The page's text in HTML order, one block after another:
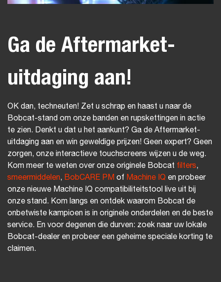
Ga de Aftermarket-
uitdaging aan!
OK dan, techneuten! Zet u schrap en haast u naar de
Bobcat-stand om onze banden en rupskettingen in actie
te zien. Denkt u dat u het aankunt? Ga de Aftermarket-
uitdaging aan en win geweldige prijzen! Geen expert? Geen
zorgen, onze interactieve touchscreens wijzen u de weg.
Kom meer te weten over onze originele Bobcat filters,
smeermiddelen, BobCARE PM of Machine IQ en probeer
onze nieuwe Machine IQ compatibiliteitstool live uit bij
onze stand. Kom langs en ontdek waarom Bobcat de
onbetwiste kampioen is in originele onderdelen en de beste
service. En voor degenen die durven: zoek naar uw lokale
Bobcat-dealer en probeer een geheime speciale korting te
claimen.